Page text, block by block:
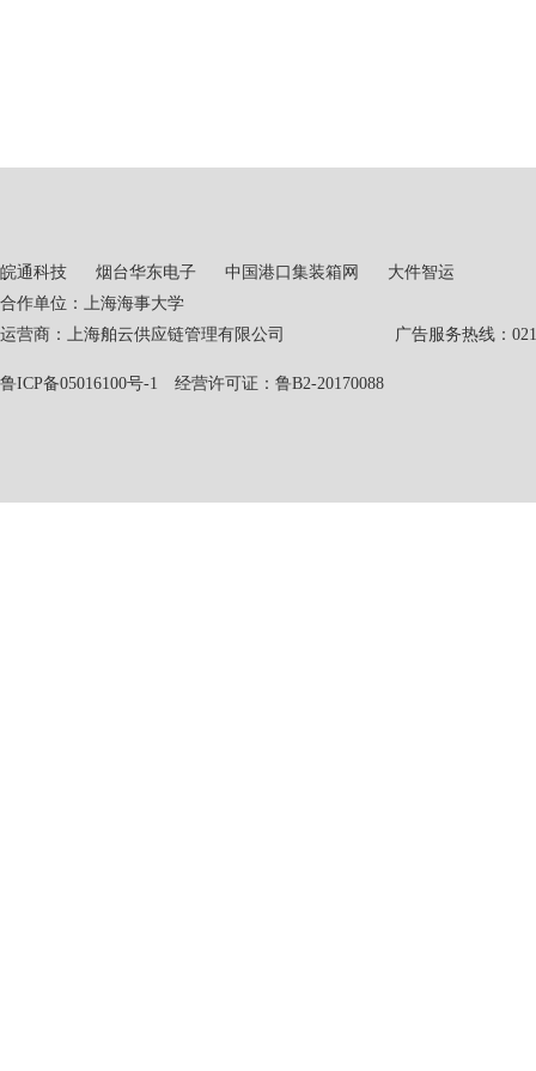
皖通科技 烟台华东电子 中国港口集装箱网
大件智运
合作单位：上海海事大学
运营商：上海舶云供应链管理有限公司 广告服务热线：021-
鲁ICP备05016100号-1 经营许可证：鲁B2-20170088